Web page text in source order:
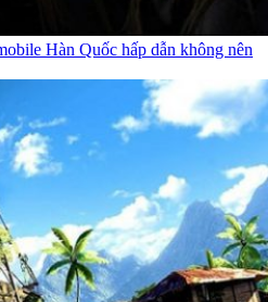
Hàn Quốc hấp dẫn không nên